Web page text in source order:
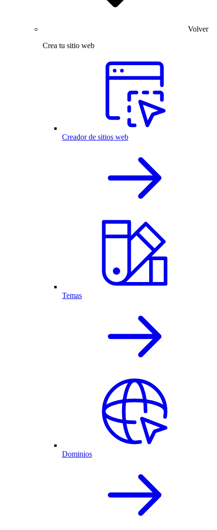
Volver
Crea tu sitio web
Creador de sitios web
Temas
Dominios